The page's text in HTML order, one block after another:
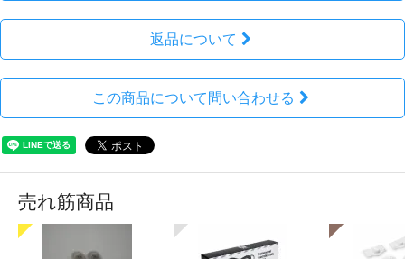
返品について
この商品について問い合わせる
売れ筋商品